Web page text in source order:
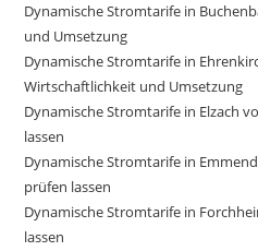
Dynamische Stromtarife in
und Umsetzung
Dynamische Stromtarife in
Wirtschaftlichkeit und Umsetzung
Dynamische Stromtarife in Elzach
lassen
Dynamische Stromtarife in
prüfen lassen
Dynamische Stromtarife in
lassen